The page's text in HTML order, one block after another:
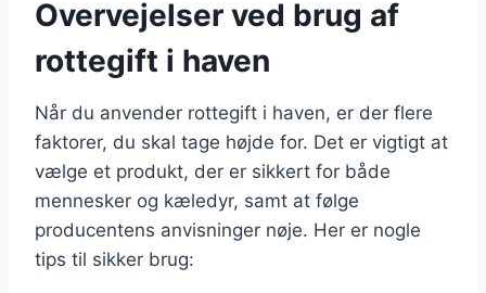
Overvejelser ved brug af
rottegift i haven
Når du anvender rottegift i haven, er der flere
faktorer, du skal tage højde for. Det er vigtigt at
vælge et produkt, der er sikkert for både
mennesker og kæledyr, samt at følge
producentens anvisninger nøje. Her er nogle
tips til sikker brug: